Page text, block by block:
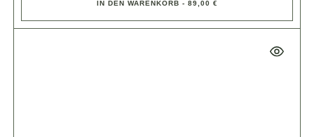
IN DEN WARENKORB - 89,00 €